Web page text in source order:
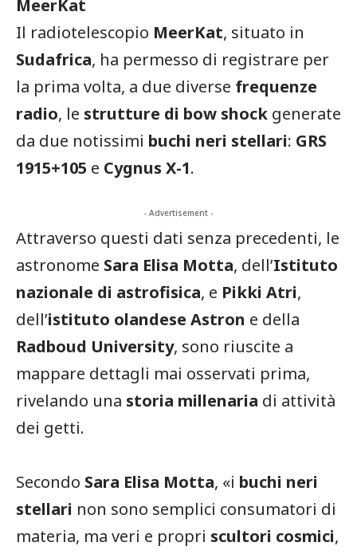
MeerKat
Il radiotelescopio MeerKat, situato in
Sudafrica, ha permesso di registrare per
la prima volta, a due diverse frequenze
radio, le strutture di bow shock generate
da due notissimi buchi neri stellari: GRS
1915+105 e Cygnus X-1.
- Advertisement -
Attraverso questi dati senza precedenti, le
astronome Sara Elisa Motta, dell’Istituto
nazionale di astrofisica, e Pikki Atri,
dell’istituto olandese Astron e della
Radboud University, sono riuscite a
mappare dettagli mai osservati prima,
rivelando una storia millenaria di attività
dei getti.
Secondo Sara Elisa Motta, «i buchi neri
stellari non sono semplici consumatori di
materia, ma veri e propri scultori cosmici,